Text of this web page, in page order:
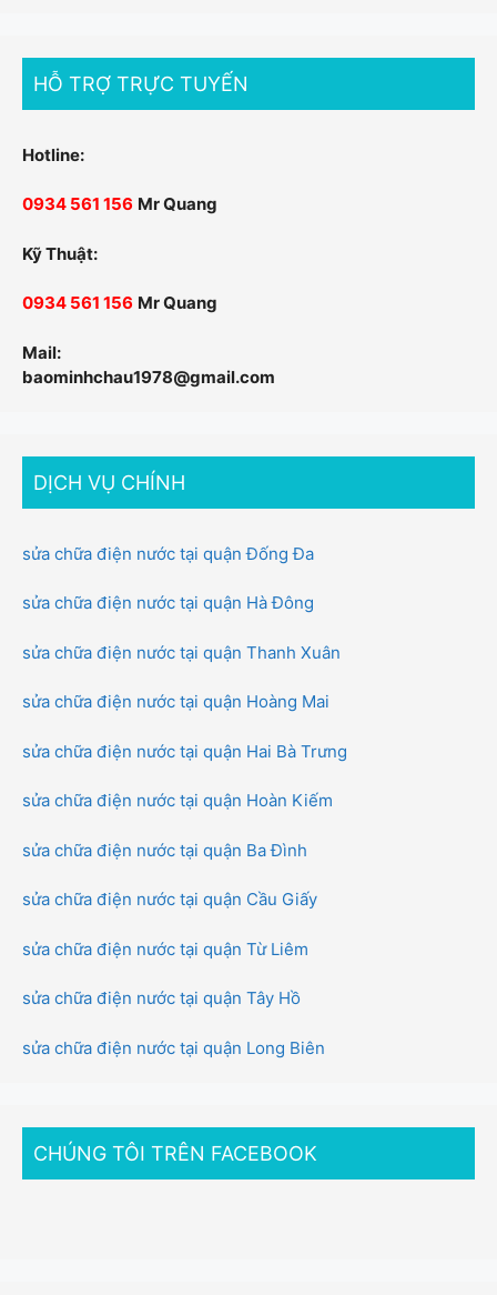
HỖ TRỢ TRỰC TUYẾN
Hotline:
0934 561 156 Mr Quang
Kỹ Thuật:
0934 561 156 Mr Quang
Mail:
baominhchau1978@gmail.com
DỊCH VỤ CHÍNH
sửa chữa điện nước tại quận Đống Đa
sửa chữa điện nước tại quận Hà Đông
sửa chữa điện nước tại quận Thanh Xuân
sửa chữa điện nước tại quận Hoàng Mai
sửa chữa điện nước tại quận Hai Bà Trưng
sửa chữa điện nước tại quận Hoàn Kiếm
sửa chữa điện nước tại quận Ba Đình
sửa chữa điện nước tại quận Cầu Giấy
sửa chữa điện nước tại quận Từ Liêm
sửa chữa điện nước tại quận Tây Hồ
sửa chữa điện nước tại quận Long Biên
CHÚNG TÔI TRÊN FACEBOOK